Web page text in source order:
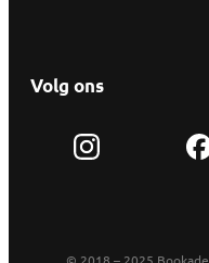
Volg ons
© 2018 – 2025